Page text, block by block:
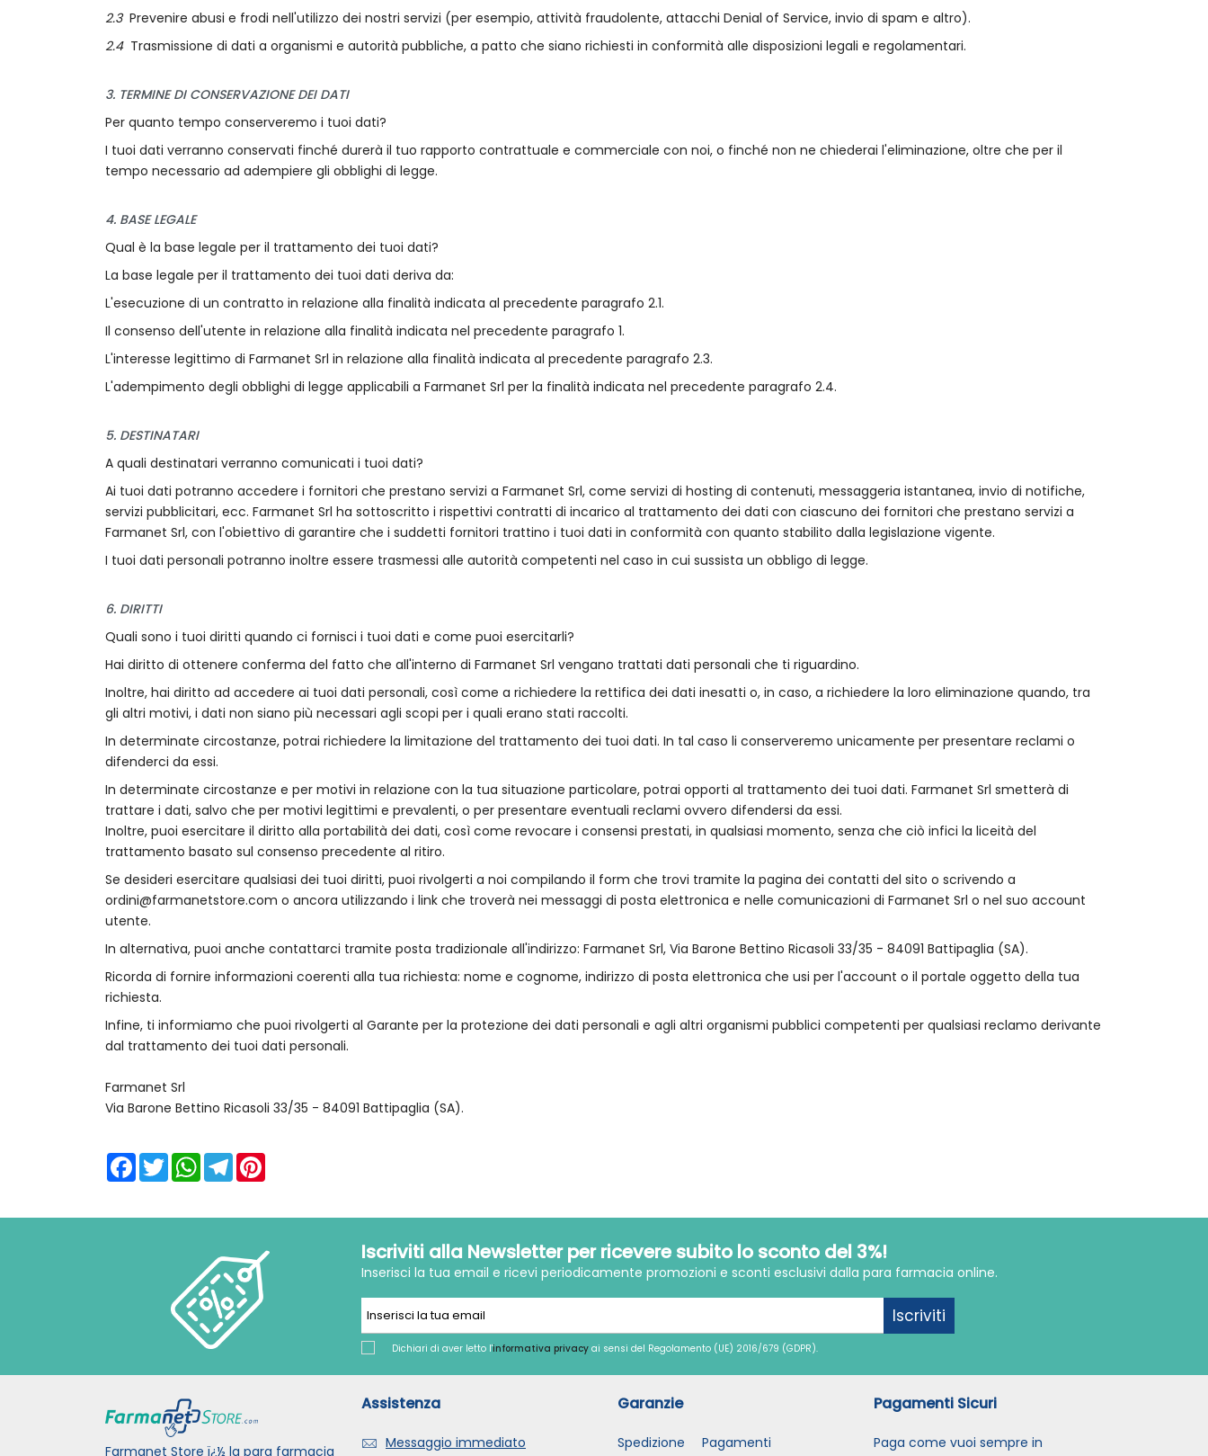
2.3Prevenire abusi e frodi nell'utilizzo dei nostri servizi (per esempio, attività fraudolente, attacchi Denial of Service, invio di spam e altro).
2.4Trasmissione di dati a organismi e autorità pubbliche, a patto che siano richiesti in conformità alle disposizioni legali e regolamentari.
3. TERMINE DI CONSERVAZIONE DEI DATI
Per quanto tempo conserveremo i tuoi dati?
I tuoi dati verranno conservati finché durerà il tuo rapporto contrattuale e commerciale con noi, o finché non ne chiederai l'eliminazione, oltre che per il
tempo necessario ad adempiere gli obblighi di legge.
4. BASE LEGALE
Qual è la base legale per il trattamento dei tuoi dati?
La base legale per il trattamento dei tuoi dati deriva da:
L'esecuzione di un contratto in relazione alla finalità indicata al precedente paragrafo 2.1.
Il consenso dell'utente in relazione alla finalità indicata nel precedente paragrafo 1.
L'interesse legittimo di Farmanet Srl in relazione alla finalità indicata al precedente paragrafo 2.3.
L'adempimento degli obblighi di legge applicabili a Farmanet Srl per la finalità indicata nel precedente paragrafo 2.4.
5. DESTINATARI
A quali destinatari verranno comunicati i tuoi dati?
Ai tuoi dati potranno accedere i fornitori che prestano servizi a Farmanet Srl, come servizi di hosting di contenuti, messaggeria istantanea, invio di notifiche,
servizi pubblicitari, ecc. Farmanet Srl ha sottoscritto i rispettivi contratti di incarico al trattamento dei dati con ciascuno dei fornitori che prestano servizi a
Farmanet Srl, con l'obiettivo di garantire che i suddetti fornitori trattino i tuoi dati in conformità con quanto stabilito dalla legislazione vigente.
I tuoi dati personali potranno inoltre essere trasmessi alle autorità competenti nel caso in cui sussista un obbligo di legge.
6. DIRITTI
Quali sono i tuoi diritti quando ci fornisci i tuoi dati e come puoi esercitarli?
Hai diritto di ottenere conferma del fatto che all'interno di Farmanet Srl vengano trattati dati personali che ti riguardino.
Inoltre, hai diritto ad accedere ai tuoi dati personali, così come a richiedere la rettifica dei dati inesatti o, in caso, a richiedere la loro eliminazione quando, tra
gli altri motivi, i dati non siano più necessari agli scopi per i quali erano stati raccolti.
In determinate circostanze, potrai richiedere la limitazione del trattamento dei tuoi dati. In tal caso li conserveremo unicamente per presentare reclami o
difenderci da essi.
In determinate circostanze e per motivi in relazione con la tua situazione particolare, potrai opporti al trattamento dei tuoi dati. Farmanet Srl smetterà di
trattare i dati, salvo che per motivi legittimi e prevalenti, o per presentare eventuali reclami ovvero difendersi da essi.
Inoltre, puoi esercitare il diritto alla portabilità dei dati, così come revocare i consensi prestati, in qualsiasi momento, senza che ciò infici la liceità del
trattamento basato sul consenso precedente al ritiro.
Se desideri esercitare qualsiasi dei tuoi diritti, puoi rivolgerti a noi compilando il form che trovi tramite la pagina dei contatti del sito o scrivendo a
ordini@farmanetstore.com o ancora utilizzando i link che troverà nei messaggi di posta elettronica e nelle comunicazioni di Farmanet Srl o nel suo account
utente.
In alternativa, puoi anche contattarci tramite posta tradizionale all'indirizzo: Farmanet Srl, Via Barone Bettino Ricasoli 33/35 - 84091 Battipaglia (SA).
Ricorda di fornire informazioni coerenti alla tua richiesta: nome e cognome, indirizzo di posta elettronica che usi per l'account o il portale oggetto della tua
richiesta.
Infine, ti informiamo che puoi rivolgerti al Garante per la protezione dei dati personali e agli altri organismi pubblici competenti per qualsiasi reclamo derivante
dal trattamento dei tuoi dati personali.
Farmanet Srl
Via Barone Bettino Ricasoli 33/35 - 84091 Battipaglia (SA).
Facebook
TwitterWhatsApp
Telegram
Iscriviti alla Newsletter per ricevere subito lo sconto del 3%!
Inserisci la tua email e ricevi periodicamente promozioni e sconti esclusivi dalla para farmacia online.
Iscriviti
Dichiari di aver letto l'informativa privacy ai sensi del Regolamento (UE) 2016/679 (GDPR).
Farmanet Store ï¿½ la para farmacia
Assistenza
Messaggio immediato
Garanzie
Spedizione Pagamenti
Pagamenti Sicuri
Paga come vuoi sempre in